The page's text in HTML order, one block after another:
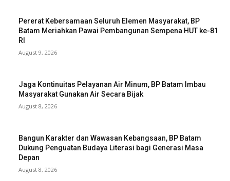
Pererat Kebersamaan Seluruh Elemen Masyarakat, BP
Batam Meriahkan Pawai Pembangunan Sempena HUT ke-81
RI
August 9, 2026
Jaga Kontinuitas Pelayanan Air Minum, BP Batam Imbau
Masyarakat Gunakan Air Secara Bijak
August 8, 2026
Bangun Karakter dan Wawasan Kebangsaan, BP Batam
Dukung Penguatan Budaya Literasi bagi Generasi Masa
Depan
August 8, 2026